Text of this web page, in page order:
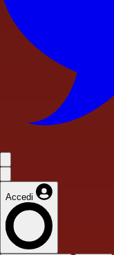
Accedi